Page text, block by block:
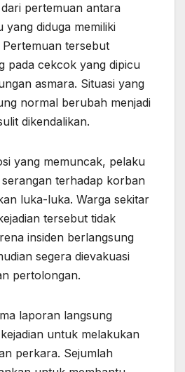
pertemuan antara
diduga memiliki
tersebut
pada cekcok yang dipicu
asmara. Situasi yang
normal berubah menjadi
dikendalikan.
yang memuncak, pelaku
terhadap korban
luka-luka. Warga sekitar
tersebut tidak
insiden berlangsung
segera dievakuasi
pertolongan.
laporan langsung
untuk melakukan
perkara. Sejumlah